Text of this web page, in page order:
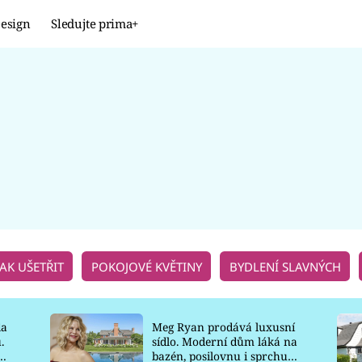
Sledujte prima+
UŠETŘIT POKOJOVÉ KVĚTINY BYDLENÍ SLAVNÝCH
Meg Ryan prodává luxusní
sídlo. Moderní dům láká na
bazén, posilovnu i sprchu